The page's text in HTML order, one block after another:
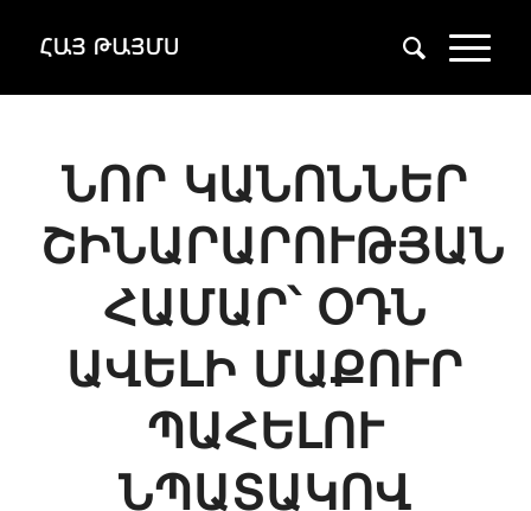
ՆՈՐ ԿԱՆՈՆՆԵՐ
ՇԻՆԱՐԱՐՈՒԹՅԱՆ
ՀԱՄԱՐ՝ ՕԴՆ
ԱՎԵԼԻ ՄԱՔՈՒՐ
ՊԱՀԵԼՈՒ
ՆՊԱՏԱԿՈՎ